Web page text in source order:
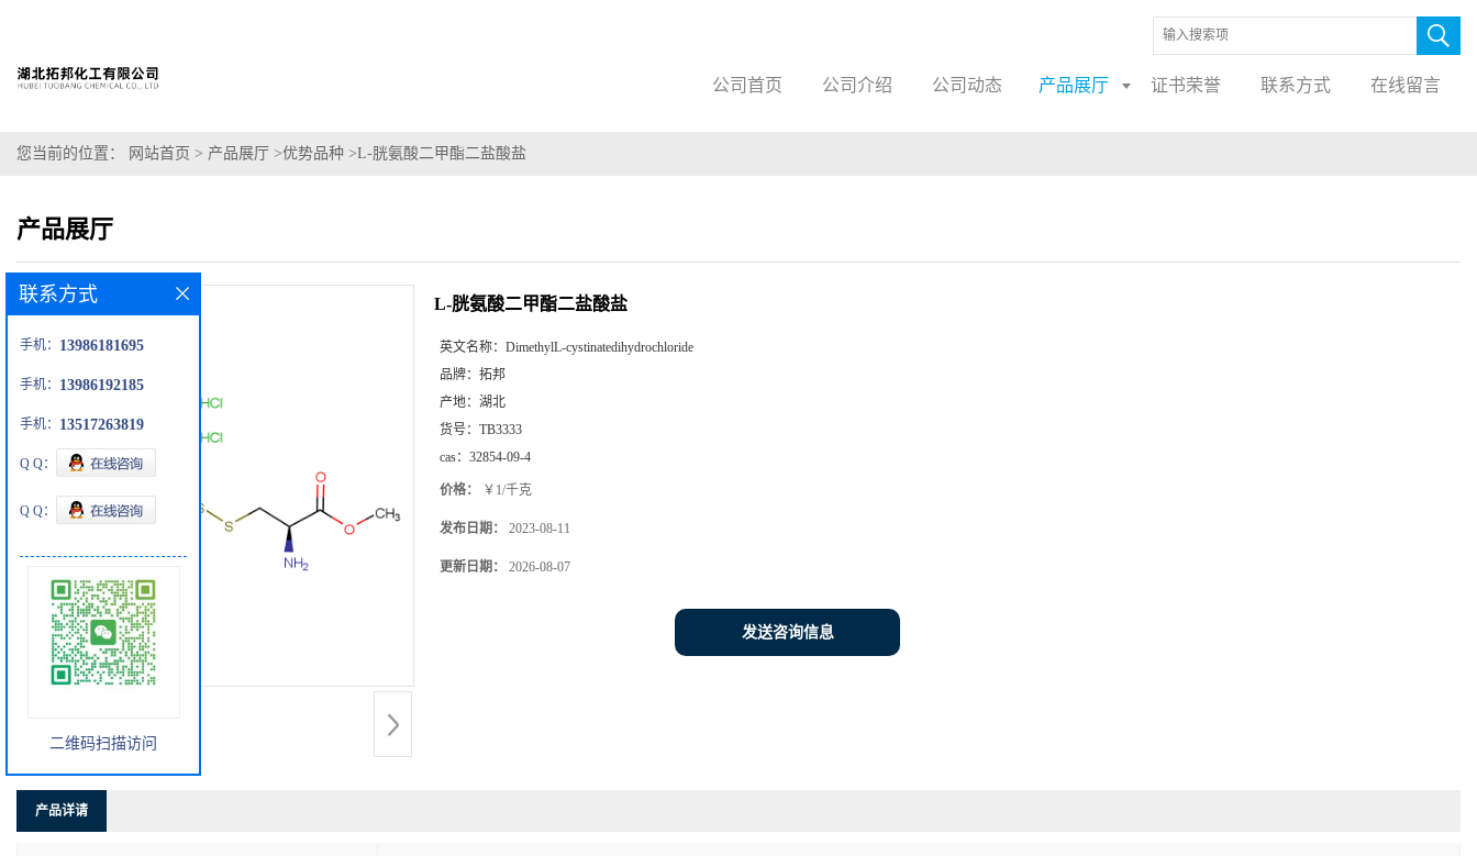
公司首页 公司介绍 公司动态 产品展厅 证书荣誉 联系方式 在线留言
您当前的位置： 网站首页 > 产品展厅 >优势品种 >L-胱氨酸二甲酯二盐酸盐
产品展厅
L-胱氨酸二甲酯二盐酸盐
英文名称： DimethylL-cystinatedihydrochloride
品牌： 拓邦
产地： 湖北
货号： TB3333
cas： 32854-09-4
价格： ￥1/千克
发布日期： 2023-08-11
更新日期： 2026-08-07
发送咨询信息
产品详请
联系方式
手机： 13986181695
手机： 13986192185
手机： 13517263819
Q Q：
Q Q：
二维码扫描访问